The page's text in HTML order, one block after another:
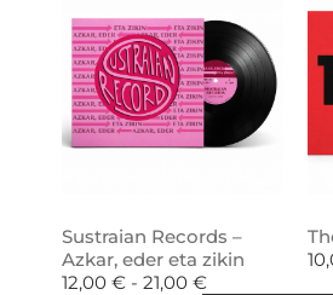
Sustraian Records –
Azkar, eder eta zikin
12,00 € - 21,00 €